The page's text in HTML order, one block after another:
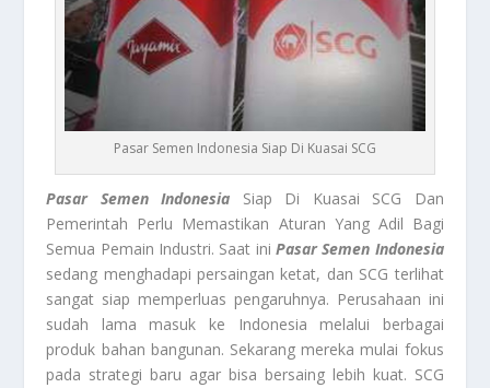
Pasar Semen Indonesia Siap Di Kuasai SCG
Pasar Semen Indonesia Siap Di Kuasai SCG Dan
Pemerintah Perlu Memastikan Aturan Yang Adil Bagi
Semua Pemain Industri. Saat ini Pasar Semen Indonesia
sedang menghadapi persaingan ketat, dan SCG terlihat
sangat siap memperluas pengaruhnya. Perusahaan ini
sudah lama masuk ke Indonesia melalui berbagai
produk bahan bangunan. Sekarang mereka mulai fokus
pada strategi baru agar bisa bersaing lebih kuat. SCG